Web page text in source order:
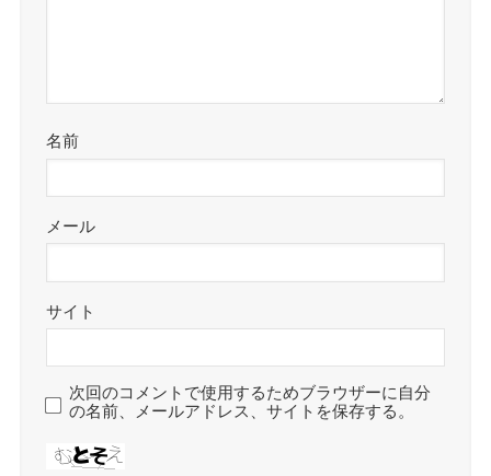
名前
メール
サイト
次回のコメントで使用するためブラウザーに自分
の名前、メールアドレス、サイトを保存する。